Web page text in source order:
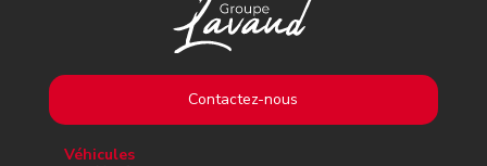
Contactez-nous
Véhicules